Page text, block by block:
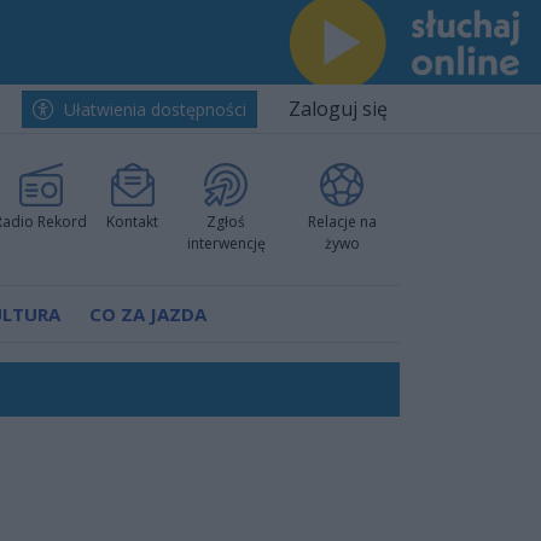
Ułatwienia dostępności Zaloguj się
Rekord Kontakt
Zgłoś
interwencję
Relacje na
żywo
CO ZA JAZDA
w Ustce!
prokuratury